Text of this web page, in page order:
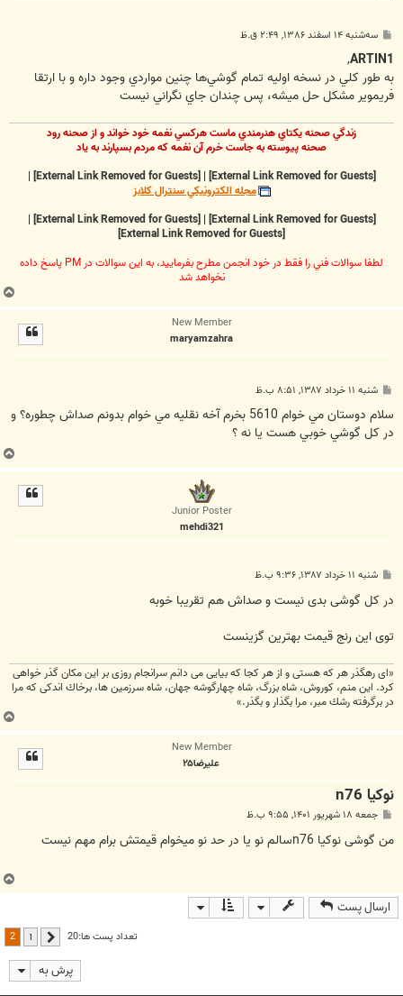
ت
سه‌شنبه ۱۴ اسفند ۱۳۸۶, ۲:۴۹ ق.ظ
ARTIN1
,
به طور کلي در نسخه اوليه تمام گوشي‌ها چنين مواردي وجود داره و با ارتقا
فريموير مشکل حل ميشه، پس چندان جاي نگراني نيست
زندگي صحنه يکتاي هنرمندي ماست هرکسي نغمه خود خواند و از صحنه رود
صحنه پيوسته به جاست خرم آن نغمه که مردم بسپارند به ياد
[External Link Removed for Guests]
|
[External Link Removed for Guests]
|
مجله الکترونيکي سنترال کلابز
[External Link Removed for Guests]
|
[External Link Removed for Guests]
|
[External Link Removed for Guests]
لطفا سوالات فني را فقط در خود انجمن مطرح بفرماييد، به اين سوالات در PM پاسخ داده
نخواهد شد
New Member
maryamzahra
ت
شنبه ۱۱ خرداد ۱۳۸۷, ۸:۵۱ ب.ظ
سلام دوستان مي خوام 5610 بخرم آخه نقليه مي خوام بدونم صداش چطوره؟ و
در کل گوشي خوبي هست يا نه ؟
Junior Poster
mehdi321
ت
شنبه ۱۱ خرداد ۱۳۸۷, ۹:۳۶ ب.ظ
در کل گوشی بدی نیست و صداش هم تقریبا خوبه
توی این رنج قیمت بهترین گزینست
«اى رهگذر هر كه هستى و از هر كجا كه بيايى مى دانم سرانجام روزى بر اين مكان گذر خواهى
كرد. اين منم، كوروش، شاه بزرگ، شاه چهارگوشه جهان، شاه سرزمين ها، برخاك اندكى كه مرا
در برگرفته رشك مبر، مرا بگذار و بگذر.»
New Member
علیرضا۲۵
نوکیا n76
ت
جمعه ۱۸ شهریور ۱۴۰۱, ۹:۵۵ ب.ظ
من گوشی نوکیا n76سالم نو یا در حد نو میخوام قیمتش برام مهم نیست
ارسال پست
تعداد پست ها:20 قبلی 1
2
پرش به